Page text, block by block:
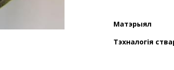
Матэрыял
Тэхналогія